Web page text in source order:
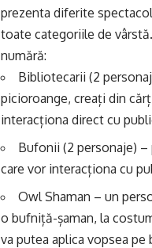
prezenta diferite
toate categoriile de
numără:
Bibliotecarii (2
picioroange, creați din
interacționa direct cu
Bufonii (2 personaje) –
care vor interacționa cu
Owl Shaman – un
o bufniță-șaman, la
va putea aplica vopsea pe